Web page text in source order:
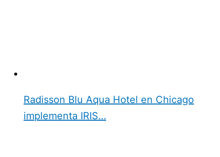
Radisson Blu Aqua Hotel en Chicago
implementa IRIS…